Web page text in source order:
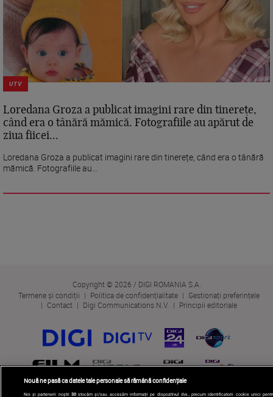
UTV
Loredana Groza a publicat imagini rare din tinerețe,
când era o tânără mămică. Fotografiile au apărut de
ziua fiicei...
Loredana Groza a publicat imagini rare din tinerețe, când era o tânără
mămică. Fotografiile au...
Copyright © 2026 / DIGI ROMANIA S.A.
Termene și condiții
Politica de confidențialitate
Gestionați preferințele
Contact
Digi Communications N.V. Principii editoriale
Nouă ne pasă ca datele tale personale să rămână confidențiale
Noi și partenerii noștri 30stocăm și/sau accesăm informații pe dispozitivul dvs., precum identificatorii cookie unici